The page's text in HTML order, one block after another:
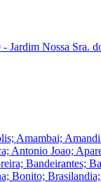
Jardim Nossa Sra.
Amambai;
Antonio Joao;
Bandeirantes;
Bonito;